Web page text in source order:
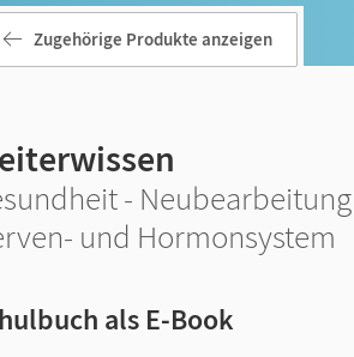
Zugehörige Produkte anzeigen
- Neubearbeitung
und Hormonsystem
als E-Book